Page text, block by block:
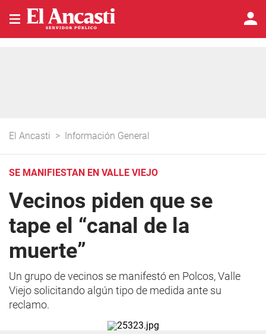
El Ancasti > Información General
SE MANIFIESTAN EN VALLE VIEJO
Vecinos piden que se
tape el “canal de la
muerte”
Un grupo de vecinos se manifestó en Polcos, Valle
Viejo solicitando algún tipo de medida ante su
reclamo.